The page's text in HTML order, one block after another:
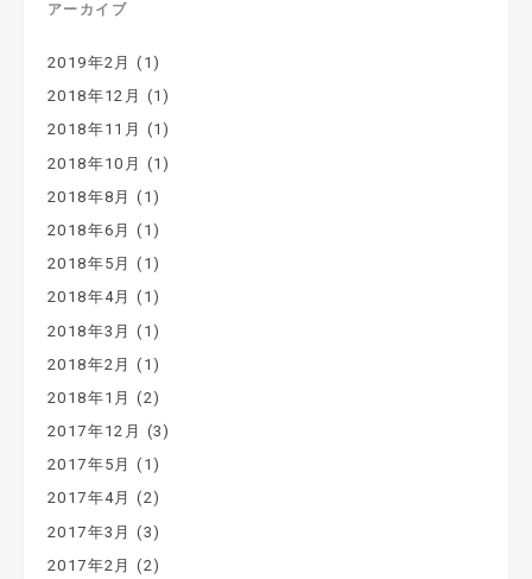
アーカイブ
2019年2月 (1)
2018年12月 (1)
2018年11月 (1)
2018年10月 (1)
2018年8月 (1)
2018年6月 (1)
2018年5月 (1)
2018年4月 (1)
2018年3月 (1)
2018年2月 (1)
2018年1月 (2)
2017年12月 (3)
2017年5月 (1)
2017年4月 (2)
2017年3月 (3)
2017年2月 (2)